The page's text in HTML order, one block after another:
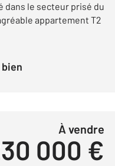
dans le secteur prisé du
appartement T2
bien
à vendre
230 000 €